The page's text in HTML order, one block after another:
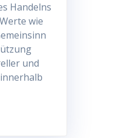
Handelns
wie
und